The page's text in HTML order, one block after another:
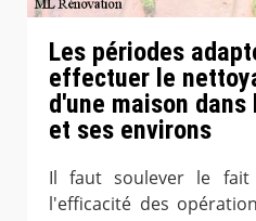
Les périodes
effectuer le
d'une maison
et ses environs
Il faut soulever le
l'efficacité des